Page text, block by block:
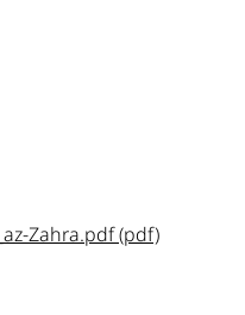
Zahra.pdf (pdf)